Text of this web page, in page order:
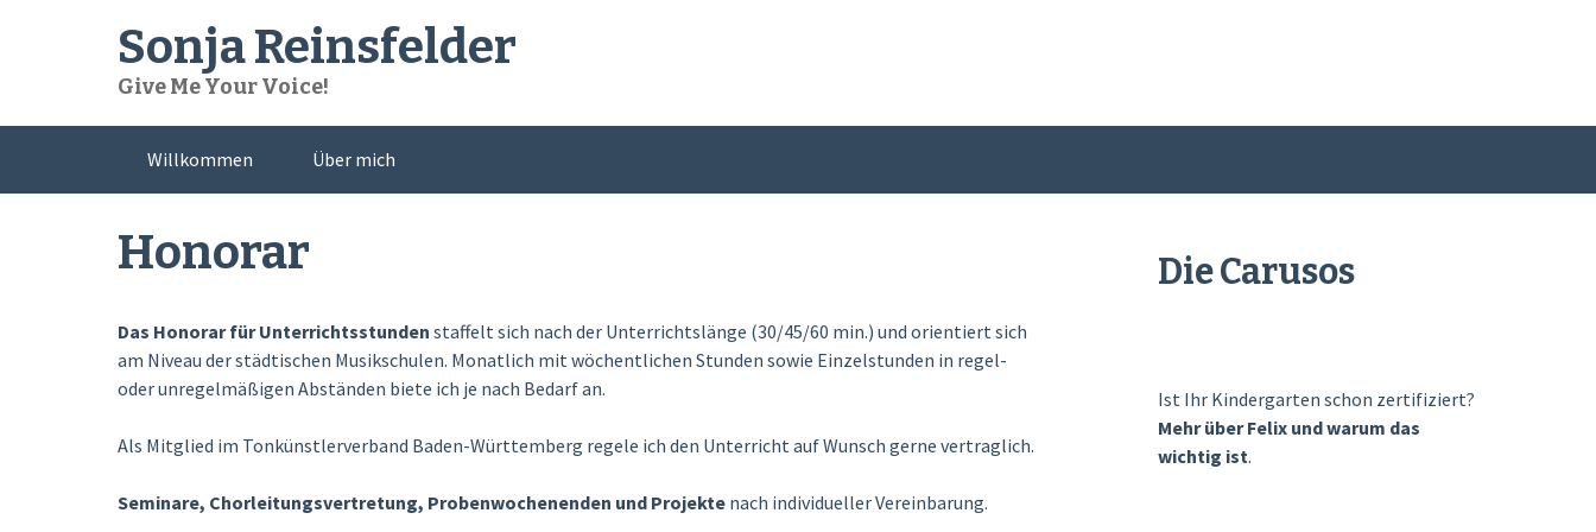
Sonja Reinsfelder
Give Me Your Voice!
Willkommen Über mich
Honorar
Das Honorar für Unterrichtsstunden staffelt sich nach der Unterrichtslänge (30/45/60 min.) und orientiert sich
am Niveau der städtischen Musikschulen. Monatlich mit wöchentlichen Stunden sowie Einzelstunden in regel-
oder unregelmäßigen Abständen biete ich je nach Bedarf an.
Als Mitglied im Tonkünstlerverband Baden-Württemberg regele ich den Unterricht auf Wunsch gerne vertraglich.
Seminare, Chorleitungsvertretung, Probenwochenenden und Projektenach individueller Vereinbarung.
Die Carusos
Ist Ihr Kindergarten schon zertifiziert?
Mehr über Felix und warum das
wichtig ist.